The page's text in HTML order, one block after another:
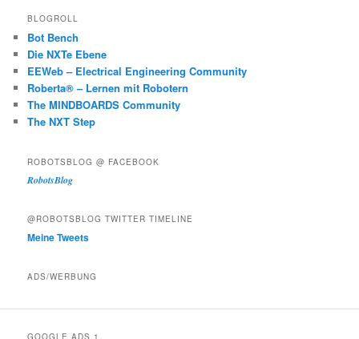
BLOGROLL
Bot Bench
Die NXTe Ebene
EEWeb – Electrical Engineering Community
Roberta® – Lernen mit Robotern
The MINDBOARDS Community
The NXT Step
ROBOTSBLOG @ FACEBOOK
RobotsBlog
@ROBOTSBLOG TWITTER TIMELINE
Meine Tweets
ADS/WERBUNG
GOOGLE ADS 1